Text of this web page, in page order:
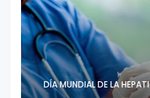
DÍA MUNDIAL DE LA